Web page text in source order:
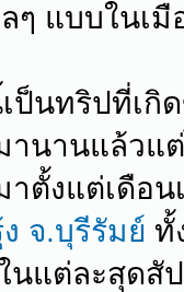
ๆ แบบในเมื
ป็นทริปที่เกิ
านานแล้วแ
าตั้งแต่เดือ
จ.บุรีรัมย์ ทั้
นแต่ละสุดสั